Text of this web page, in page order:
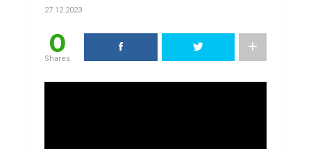
27.12.2023
0
Shares